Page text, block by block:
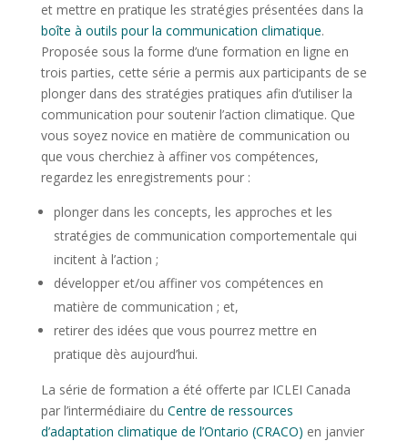
et mettre en pratique les stratégies présentées dans la
boîte à outils pour la communication climatique.
Proposée sous la forme d’une formation en ligne en
trois parties, cette série a permis aux participants de se
plonger dans des stratégies pratiques afin d’utiliser la
communication pour soutenir l’action climatique. Que
vous soyez novice en matière de communication ou
que vous cherchiez à affiner vos compétences,
regardez les enregistrements pour :
plonger dans les concepts, les approches et les
stratégies de communication comportementale qui
incitent à l’action ;
développer et/ou affiner vos compétences en
matière de communication ; et,
retirer des idées que vous pourrez mettre en
pratique dès aujourd’hui.
La série de formation a été offerte par ICLEI Canada
par l’intermédiaire du Centre de ressources
d’adaptation climatique de l’Ontario (CRACO) en janvier